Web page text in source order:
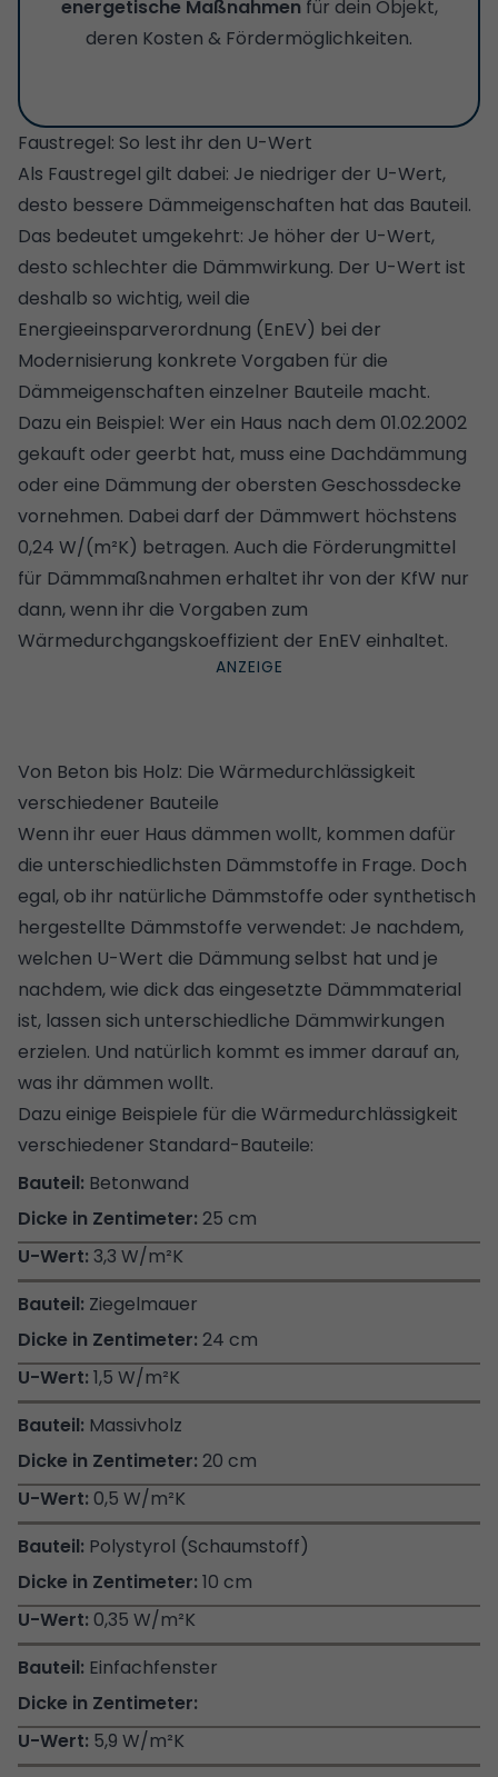
energetische Maßnahmen für dein Objekt,
deren Kosten & Fördermöglichkeiten.
Faustregel: So lest ihr den U-Wert
Als Faustregel gilt dabei: Je niedriger der U-Wert,
desto bessere Dämmeigenschaften hat das Bauteil.
Das bedeutet umgekehrt: Je höher der U-Wert,
desto schlechter die Dämmwirkung. Der U-Wert ist
deshalb so wichtig, weil die
Energieeinsparverordnung (EnEV) bei der
Modernisierung konkrete Vorgaben für die
Dämmeigenschaften einzelner Bauteile macht.
Dazu ein Beispiel: Wer ein Haus nach dem 01.02.2002
gekauft oder geerbt hat, muss eine Dachdämmung
oder eine Dämmung der obersten Geschossdecke
vornehmen. Dabei darf der Dämmwert höchstens
0,24 W/(m²K) betragen. Auch die Förderungmittel
für Dämmmaßnahmen erhaltet ihr von der KfW nur
dann, wenn ihr die Vorgaben zum
Wärmedurchgangskoeffizient der EnEV einhaltet.
Von Beton bis Holz: Die Wärmedurchlässigkeit
verschiedener Bauteile
Wenn ihr euer Haus dämmen wollt, kommen dafür
die unterschiedlichsten Dämmstoffe in Frage. Doch
egal, ob ihr natürliche Dämmstoffe oder synthetisch
hergestellte Dämmstoffe verwendet: Je nachdem,
welchen U-Wert die Dämmung selbst hat und je
nachdem, wie dick das eingesetzte Dämmmaterial
ist, lassen sich unterschiedliche Dämmwirkungen
erzielen. Und natürlich kommt es immer darauf an,
was ihr dämmen wollt.
Dazu einige Beispiele für die Wärmedurchlässigkeit
verschiedener Standard-Bauteile:
Betonwand
25 cm
3,3 W/m²K
Ziegelmauer
24 cm
1,5 W/m²K
Massivholz
20 cm
0,5 W/m²K
Polystyrol (Schaumstoff)
10 cm
0,35 W/m²K
Einfachfenster
5,9 W/m²K